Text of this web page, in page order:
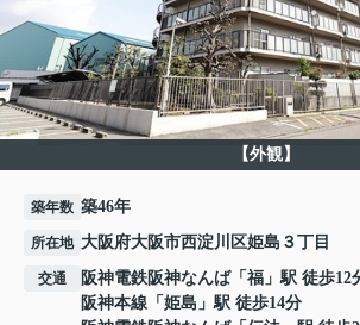
【外観】
築年数 築46年
所在地 大阪府大阪市西淀川区姫島３丁目
交通 阪神電鉄阪神なんば「 福 」駅 徒歩12
阪神本線 「 姫島 」駅 徒歩14分